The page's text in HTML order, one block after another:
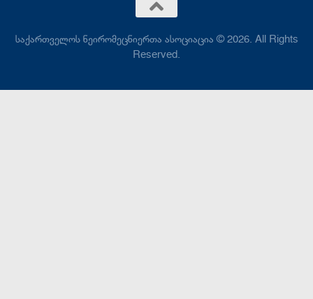
საქართველოს ნეირომეცნიერთა ასოციაცია © 2026. All Rights
Reserved.